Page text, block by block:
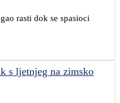
rasti dok se spasioci
s ljetnjeg na zimsko